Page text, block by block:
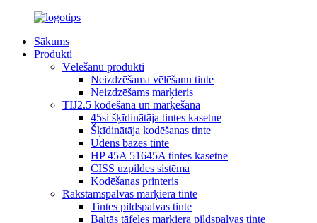
Sākums
Produkti
Vēlēšanu produkti
Neizdzēšama vēlēšanu tinte
Neizdzēšams marķieris
TIJ2.5 kodēšana un marķēšana
45si šķīdinātāja tintes kasetne
Šķīdinātāja kodēšanas tinte
Ūdens bāzes tinte
HP 45A 51645A tintes kasetne
CISS uzpildes sistēma
Kodēšanas printeris
Rakstāmspalvas marķiera tinte
Tintes pildspalvas tinte
Baltās tāfeles marķiera pildspalvas tinte